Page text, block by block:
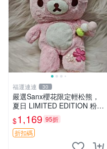
福運連連 30
嚴選Sanx櫻花限定輕松熊，
夏日 LIMITED EDITION 粉色
毛絨熊，背有拉鏈設計，肚內
填充豆袋，精致工藝呈現，狀
態如新，適合收藏與送人 櫻
$1,169 95折
折扣碼